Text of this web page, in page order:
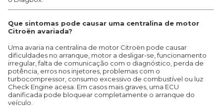
Que sintomas pode causar uma centralina de motor
Citroën avariada?
Uma avaria na centralina de motor Citroën pode causar
dificuldades no arranque, motor a desligar-se, funcionamento
irregular, falta de comunicação com o diagnóstico, perda de
potência, erros nos injetores, problemas com o
turbocompressor, consumo excessivo de combustível ou luz
Check Engine acesa. Em casos mais graves, uma ECU
danificada pode bloquear completamente o arranque do
veículo.